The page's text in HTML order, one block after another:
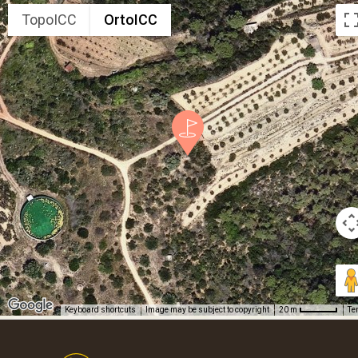
TopoICC OrtoICC
Keyboard shortcuts Image may be subject to copyright 20 m